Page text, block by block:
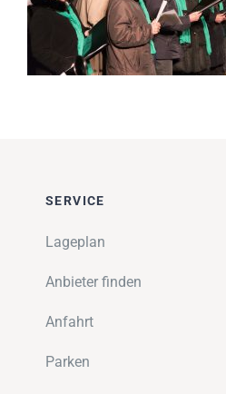
Über uns
SERVICE
Lageplan
Anbieter finden
Anfahrt
Parken